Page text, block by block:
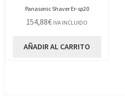
Panasonic Shaver Er-sp20
154,88€ IVA INCLUIDO
AÑADIR AL CARRITO